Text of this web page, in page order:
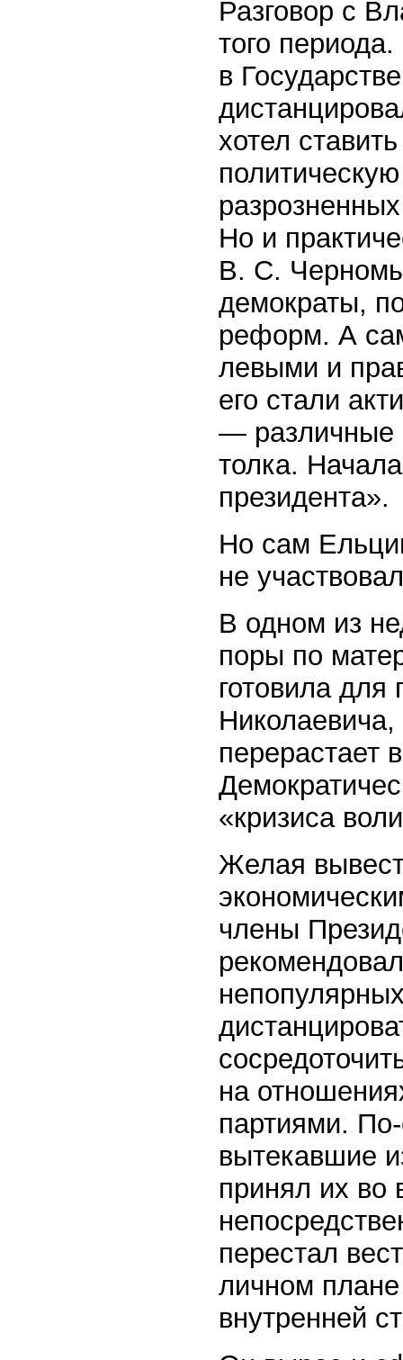
Разговор с
того
в
хотел
Но и
В. С.
демократы,
реформ. А
левыми и
его стали
— различные
толка.
президента».
Но сам
не
В одном из
поры по
готовила
Николаевича,
перерастает
«кризиса
Желая
члены
на
партиями.
вытекавшие
принял их во
перестал
личном плане
внутренней